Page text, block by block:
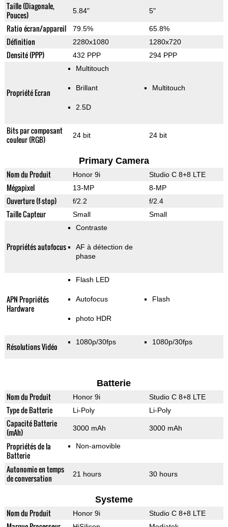
Taille (Diagonale,
Pouces)
5.84" 5"
Ratio écran/appareil 79.5% 65.8%
Définition 2280x1080 1280x720
Densité (PPP) 432 PPP 294 PPP
Propriété Ecran
Multitouch
Brillant
2.5D
Multitouch
Bits par composant
couleur (RGB)
24 bit 24 bit
Primary Camera
Nom du Produit Honor 9i Studio C 8+8 LTE
Mégapixel 13-MP 8-MP
Ouverture (f-stop) f/2.2 f/2.4
Taille Capteur Small Small
Propriétés autofocus
Contraste
AF à détection de
phase
APN Propriétés
Hardware
Flash LED
Autofocus
photo HDR
Flash
Résolutions Vidéo 1080p/30fps 1080p/30fps
Batterie
Nom du Produit Honor 9i Studio C 8+8 LTE
Type de Batterie Li-Poly Li-Poly
Capacité Batterie
(mAh)
3000 mAh 3000 mAh
Propriétés de la
Batterie
Non-amovible
Autonomie en temps
de conversation
21 hours 30 hours
Systeme
Nom du Produit Honor 9i Studio C 8+8 LTE